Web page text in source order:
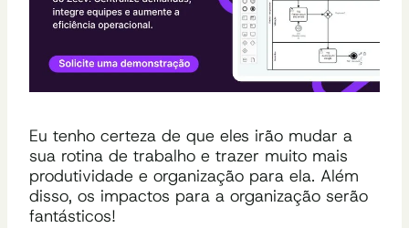
Eu tenho certeza de que eles irão mudar a
sua rotina de trabalho e trazer muito mais
produtividade e organização para ela. Além
disso, os impactos para a organização serão
fantásticos!